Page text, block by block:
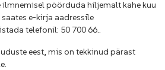
pöörduda hiljemalt kahe kuu
e-kirja aadressile
telefonil: 50 700 66..
eest, mis on tekkinud pärast